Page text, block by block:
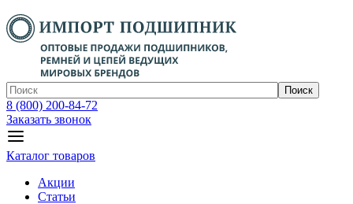
Поиск
8 (800) 200-84-72
Заказать звонок
Каталог товаров
Акции
Статьи